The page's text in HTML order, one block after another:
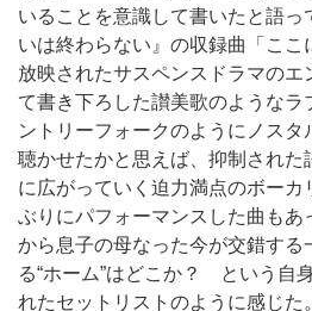
いることを意識して書いたと語っ
いは終わらない』の収録曲「ここ
放映されたサスペンスドラマのエ
て書き下ろした讃美歌のようなラ
ントリーフォークのようにノス
聴かせたかと思えば、抑制された
に広がっていく迫力満点のボーカ
ぶりにパフォーマンスした曲もあ
から息子の母なった今が交錯する
る“ホーム”はどこか？ という自
れたセットリストのように感じた。